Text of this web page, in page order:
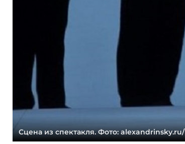
Сцена из спектакля. Фото: alexandrinsky.ru/